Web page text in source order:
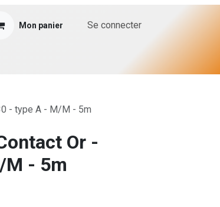
Mon panier Se connecter
- type A - M/M - 5m
Or -
M - 5m